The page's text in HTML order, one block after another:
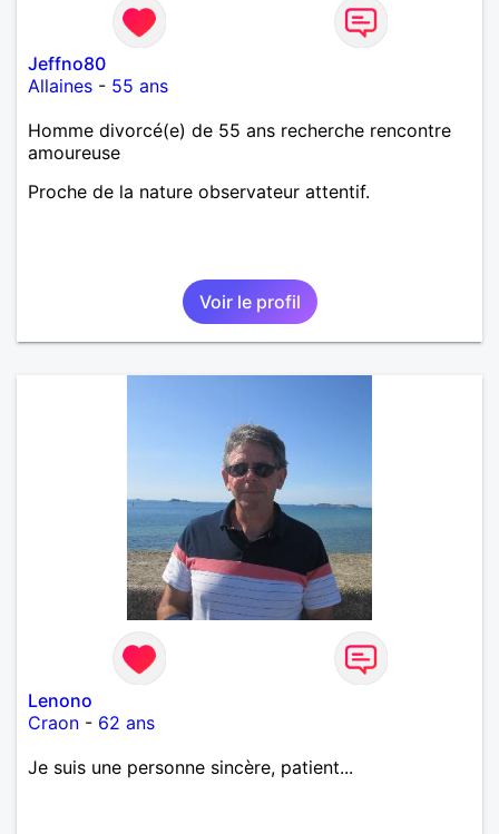
Jeffno80
Allaines - 55 ans
Homme divorcé(e) de 55 ans recherche rencontre
amoureuse
Proche de la nature observateur attentif.
Voir le profil
Lenono
Craon - 62 ans
Je suis une personne sincère, patient...